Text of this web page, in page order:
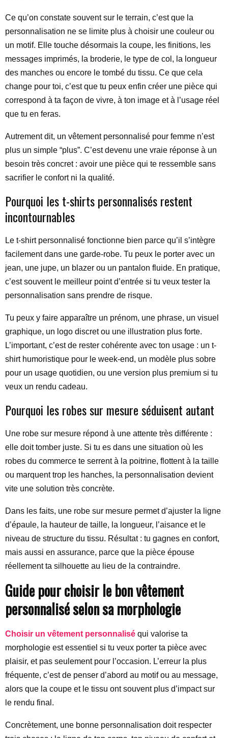
Ce qu’on constate souvent sur le terrain, c’est que la
personnalisation ne se limite plus à choisir une couleur ou
un motif. Elle touche désormais la coupe, les finitions, les
messages imprimés, la broderie, le type de col, la longueur
des manches ou encore le tombé du tissu. Ce que cela
change pour toi, c’est que tu peux enfin créer une pièce qui
correspond à ta façon de vivre, à ton image et à l’usage réel
que tu en feras.
Autrement dit, un vêtement personnalisé pour femme n’est
plus un simple “plus”. C’est devenu une vraie réponse à un
besoin très concret : avoir une pièce qui te ressemble sans
sacrifier le confort ni la qualité.
Pourquoi les t-shirts personnalisés restent
incontournables
Le t-shirt personnalisé fonctionne bien parce qu’il s’intègre
facilement dans une garde-robe. Tu peux le porter avec un
jean, une jupe, un blazer ou un pantalon fluide. En pratique,
c’est souvent le meilleur point d’entrée si tu veux tester la
personnalisation sans prendre de risque.
Tu peux y faire apparaître un prénom, une phrase, un visuel
graphique, un logo discret ou une illustration plus forte.
L’important, c’est de rester cohérente avec ton usage : un t-
shirt humoristique pour le week-end, un modèle plus sobre
pour un usage quotidien, ou une version plus premium si tu
veux un rendu cadeau.
Pourquoi les robes sur mesure séduisent autant
Une robe sur mesure répond à une attente très différente :
elle doit tomber juste. Si tu es dans une situation où les
robes du commerce te serrent à la poitrine, flottent à la taille
ou marquent trop les hanches, la personnalisation devient
vite une solution très concrète.
Dans les faits, une robe sur mesure permet d’ajuster la ligne
d’épaule, la hauteur de taille, la longueur, l’aisance et le
niveau de structure du tissu. Résultat : tu gagnes en confort,
mais aussi en assurance, parce que la pièce épouse
réellement ta silhouette au lieu de la contraindre.
Guide pour choisir le bon vêtement
personnalisé selon sa morphologie
Choisir un vêtement personnalisé qui valorise ta
morphologie est essentiel si tu veux porter ta pièce avec
plaisir, et pas seulement pour l’occasion. L’erreur la plus
fréquente, c’est de penser d’abord au motif ou au message,
alors que la coupe et le tissu ont souvent plus d’impact sur
le rendu final.
Concrètement, une bonne personnalisation doit respecter